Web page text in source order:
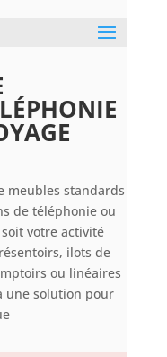
meubles standards
de téléphonie ou
votre activité
ilots de
ou linéaires
une solution pour